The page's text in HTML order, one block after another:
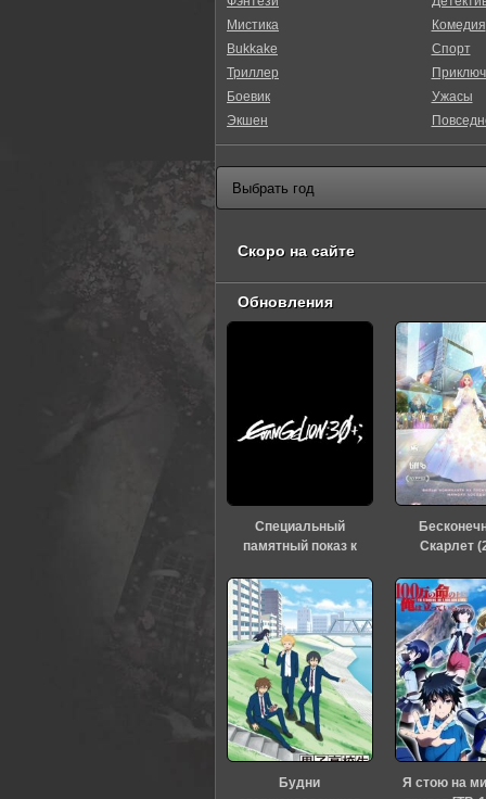
Мистика
Bukkake
Триллер
Боевик
Экшен
Комедия
Спорт
Ужасы
Скоро на сайте
Обновления
Специальный
памятный показ к
«Евангелиона» (2026)
Скарлет
Будни
Я стою на